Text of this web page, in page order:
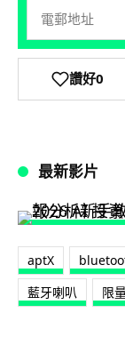
讚好0
最新影片
aptX
藍牙喇叭
限